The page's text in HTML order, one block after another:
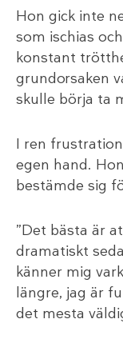
Hon gick inte
som ischias
konstant
grundorsaken
skulle börja ta
I ren
egen hand.
bestämde sig
”Det bästa är
dramatiskt
känner mig
längre, jag är
det mesta